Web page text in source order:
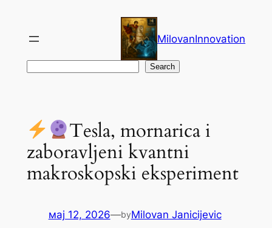
садржај
MilovanInnovation
Search
Tesla, mornarica i
zaboravljeni kvantni
makroskopski eksperiment
мај 12, 2026—byMilovan Janicijevic